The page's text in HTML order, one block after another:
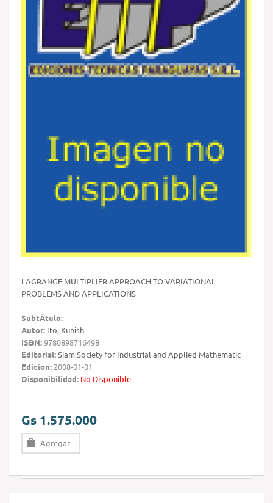
LAGRANGE MULTIPLIER APPROACH TO VARIATIONAL
PROBLEMS AND APPLICATIONS
SubtÃ­tulo:
Autor: Ito, Kunish
ISBN:9780898716498
Editorial:Siam Society for Industrial and Applied Mathematic
Edicion: 2008-01-01
Disponibilidad: No Disponible
Gs 1.575.000
Agregar